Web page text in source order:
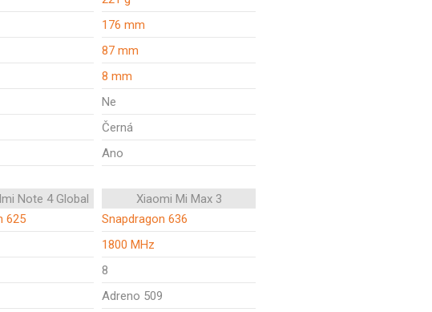
176 mm
87 mm
8 mm
Ne
Černá
Ano
Note 4 Global
Xiaomi Mi Max 3
625
Snapdragon 636
1800 MHz
8
Adreno 509